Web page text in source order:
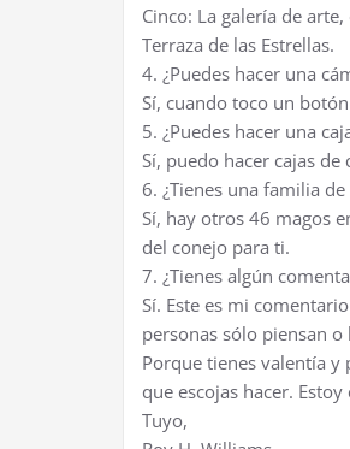
Cinco: La galería de
Terraza de las Estrellas.
4. ¿Puedes hacer una
Sí, cuando toco un
5. ¿Puedes hacer una
Sí, puedo hacer cajas
6. ¿Tienes una familia de
Sí, hay otros 46 magos
del conejo para ti.
7. ¿Tienes algún
Sí. Este es mi
personas sólo piensan
Porque tienes valentía y
que escojas hacer.
Tuyo,